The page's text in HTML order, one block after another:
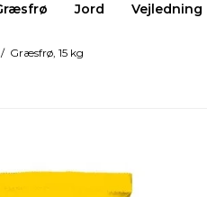
Jord Vejledning
/ Græsfrø, 15 kg